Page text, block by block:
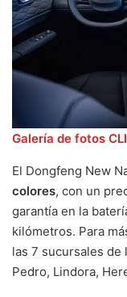
Galería de fotos
El Dongfeng New
colores, con un
garantía en la
kilómetros. Para
las 7 sucursales de
Pedro, Lindora,